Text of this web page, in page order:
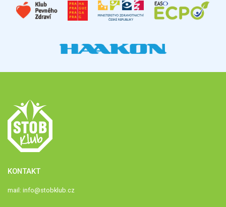
KONTAKT
mail: info@stobklub.cz